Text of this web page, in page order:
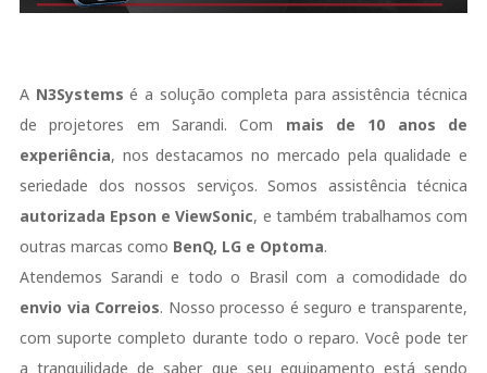
A N3Systems é a solução completa para assistência técnica
de projetores em Sarandi. Com mais de 10 anos de
experiência, nos destacamos no mercado pela qualidade e
seriedade dos nossos serviços. Somos assistência técnica
autorizada Epson e ViewSonic, e também trabalhamos com
outras marcas como BenQ, LG e Optoma.
Atendemos Sarandi e todo o Brasil com a comodidade do
envio via Correios. Nosso processo é seguro e transparente,
com suporte completo durante todo o reparo. Você pode ter
a tranquilidade de saber que seu equipamento está sendo